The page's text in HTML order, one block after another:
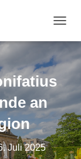
A
V
I
I
O
N
U
M
an
Juli 2025